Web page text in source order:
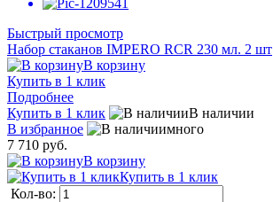
Быстрый просмотр
Набор стаканов IMPERO RCR 230 мл. 2 шт
В корзину
Купить в 1 клик
Подробнее
Купить в 1 клик
В наличии
В избранное
много
7 710 руб.
В корзину
Купить в 1 клик
Кол-во: